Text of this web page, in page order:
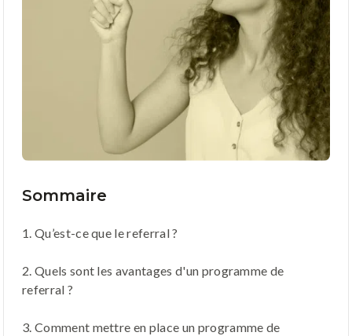
Sommaire
1. Qu’est-ce que le referral ?
2. Quels sont les avantages d'un programme de
referral ?
3. Comment mettre en place un programme de